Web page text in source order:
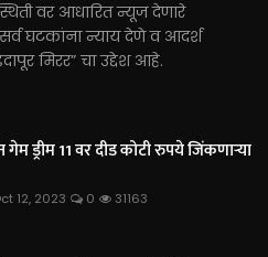
वर आधारित न्यूज देणारे
घटकांना न्याय देणे व आदर्श
मिरर” चा उद्देश आहे.
ड्रीम 11 वर दीड कोटी रुपये जिंकणाऱ्या
12, 2023 0 31163